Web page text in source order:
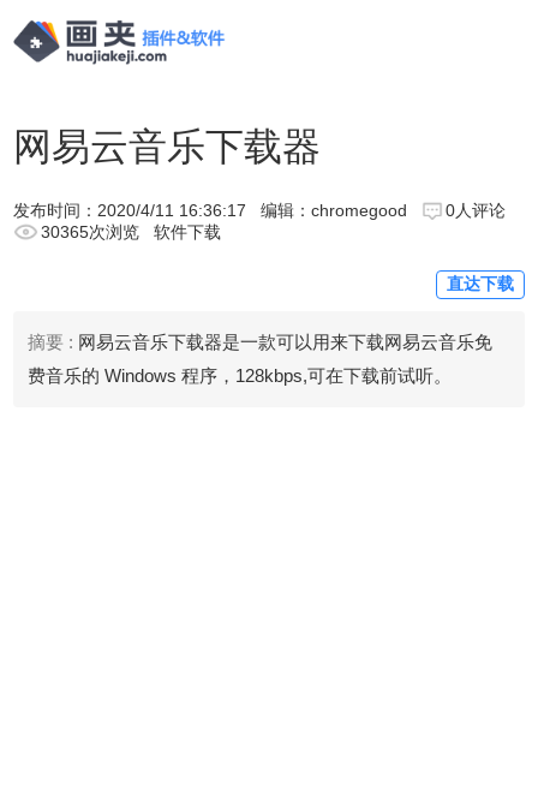
网易云音乐下载器
发布时间： 2020/4/11 16:36:17 编辑：chromegood
0人评论
30365次浏览
软件下载
直达下载
摘要 : 网易云音乐下载器是一款可以用来下载网易云音乐免
费音乐的 Windows 程序，128kbps,可在下载前试听。